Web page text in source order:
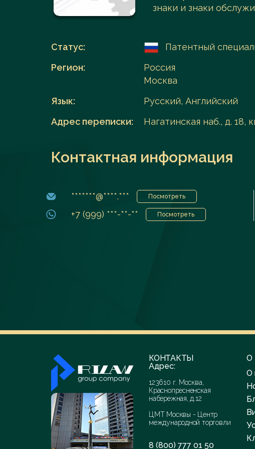
Перейти в каталог
знаки и знаки
Статус:
Патентный
Регион:
Россия
Москва
Язык:
Русский, Английский
Адрес переписки:
Нагатинская наб., д. 18,
Контактная информация
*******@****.*** Посмотреть
+7 (999) ***-**-** Посмотреть
КОНТАКТЫ
Адрес:
123610 г. Москва,
Краснопресненская
набережная, д.12
ЦМТ Москвы - Центр
международной торговли
8 (800) 777 01 50
О
О